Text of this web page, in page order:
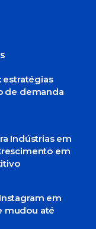
estratégias
de demanda
Indústrias em
em
em
mudou até